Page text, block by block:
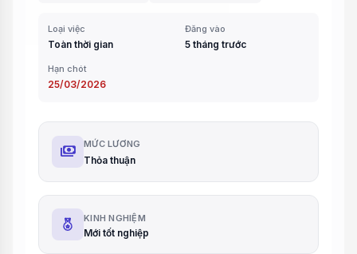
Loại việc
Toàn thời gian
Đăng vào
5 tháng trước
Hạn chót
25/03/2026
payments MỨC LƯƠNG
Thỏa thuận
KINH NGHIỆM
Mới tốt nghiệp